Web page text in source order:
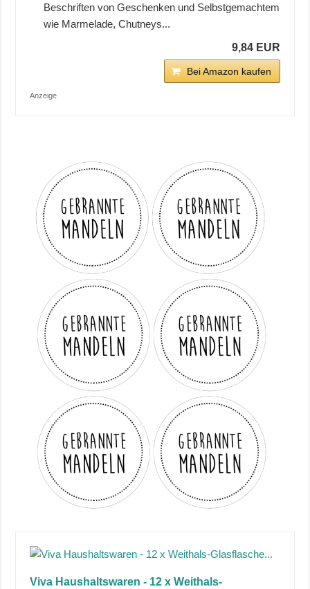
Beschriften von Geschenken und Selbstgemachtem
wie Marmelade, Chutneys...
9,84 EUR
Bei Amazon kaufen
Anzeige
Viva Haushaltswaren - 12 x Weithals-